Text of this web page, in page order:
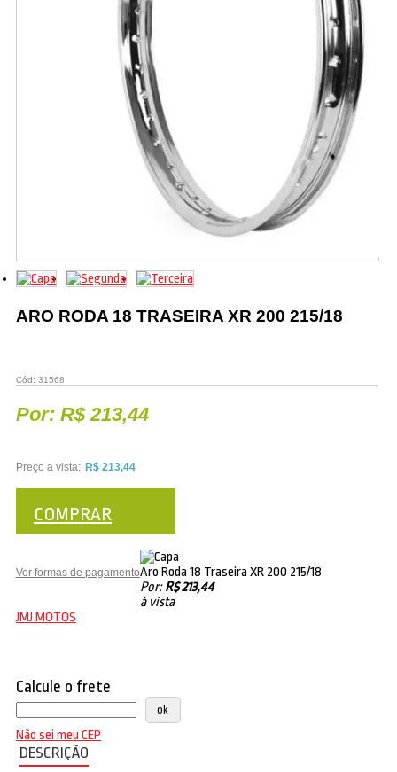
ARO RODA 18 TRASEIRA XR 200 215/18
Cód: 31568
Por: R$ 213,44
Preço a vista: R$ 213,44
Ver formas de pagamentoAro Roda 18 Traseira XR 200 215/18
Por:R$ 213,44
à vista
COMPRAR
JMJ MOTOS
COMPRAR
Calcule o frete
Não sei meu CEP
DESCRIÇÃO